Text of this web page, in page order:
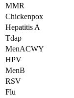
MMR
Chickenpox
Hepatitis A
Tdap
MenACWY
HPV
MenB
RSV
Flu